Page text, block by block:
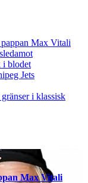
Max Vitali
i blodet
Jets
i klassisk
Max Vitali